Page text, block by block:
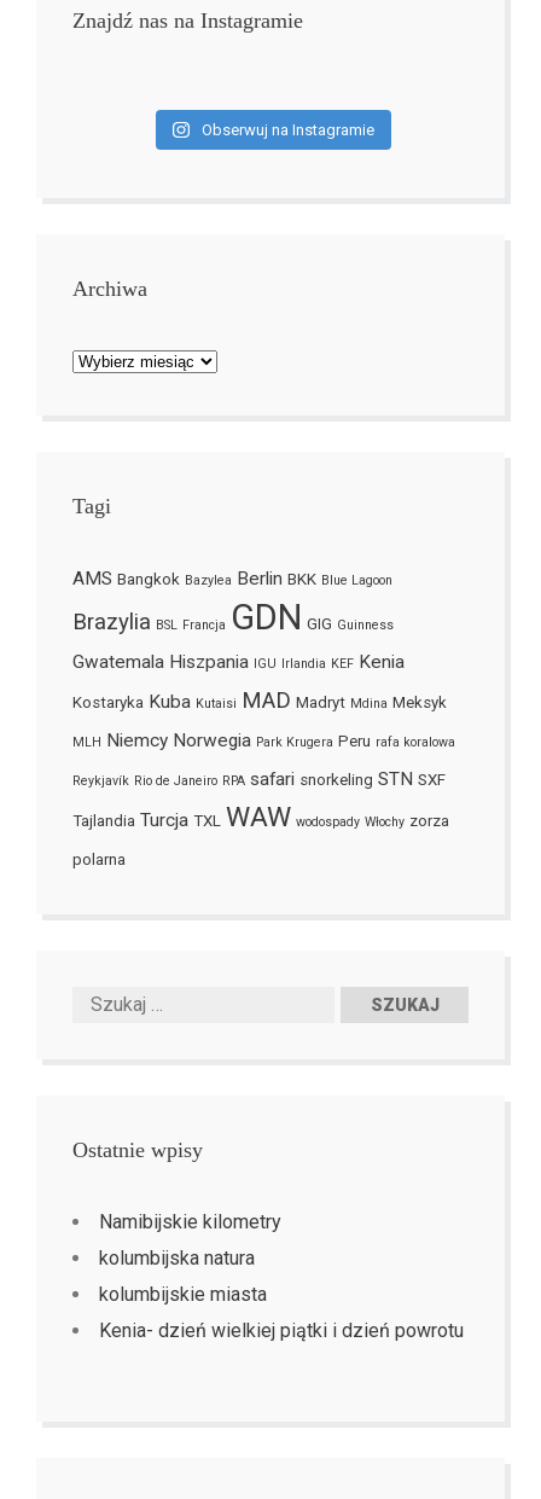
Znajdź nas na Instagramie
Obserwuj na Instagramie
Archiwa
Archiwa
Tagi
AMS Bangkok Bazylea Berlin BKK Blue Lagoon
Brazylia BSL Francja GDN GIG Guinness
Gwatemala Hiszpania IGU Irlandia KEF Kenia
Kostaryka Kuba Kutaisi MAD Madryt Mdina Meksyk
MLH Niemcy Norwegia Park Krugera Peru rafa koralowa
Reykjavík Rio de Janeiro RPA safari snorkeling STN SXF
Tajlandia Turcja TXL WAW wodospady Włochy zorza
polarna
Ostatnie wpisy
Namibijskie kilometry
kolumbijska natura
kolumbijskie miasta
Kenia- dzień wielkiej piątki i dzień powrotu